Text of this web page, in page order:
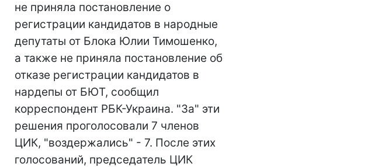
не приняла постановление о
регистрации кандидатов в народные
депутаты от Блока Юлии Тимошенко,
а также не приняла постановление об
отказе регистрации кандидатов в
нардепы от БЮТ, сообщил
корреспондент РБК-Украина. "За" эти
решения проголосовали 7 членов
ЦИК, "воздержались" - 7. После этих
голосований, председатель ЦИК